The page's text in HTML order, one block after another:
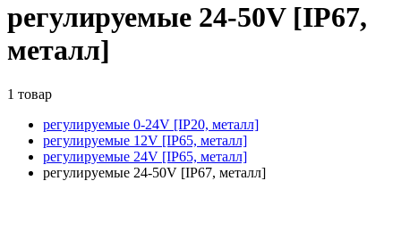
регулируемые 24-50V [IP67,
металл]
1 товар
регулируемые 0-24V [IP20, металл]
регулируемые 12V [IP65, металл]
регулируемые 24V [IP65, металл]
регулируемые 24-50V [IP67, металл]